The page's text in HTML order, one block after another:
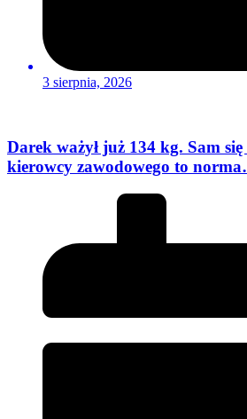
3 sierpnia, 2026
Darek ważył już 134 kg. Sam się
kierowcy zawodowego to